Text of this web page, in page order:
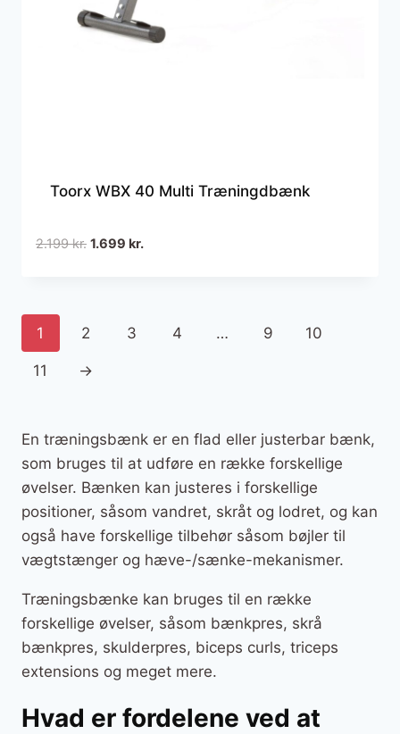
Toorx WBX 40 Multi Træningdbænk
2.199kr. Den
2.199 kr..
1.699 kr.
1.699 kr..
1 2 3 4 … 9 10
11 →
En træningsbænk er en flad eller justerbar bænk,
som bruges til at udføre en række forskellige
øvelser. Bænken kan justeres i forskellige
positioner, såsom vandret, skråt og lodret, og kan
også have forskellige tilbehør såsom bøjler til
vægtstænger og hæve-/sænke-mekanismer.
Træningsbænke kan bruges til en række
forskellige øvelser, såsom bænkpres, skrå
bænkpres, skulderpres, biceps curls, triceps
extensions og meget mere.
Hvad er fordelene ved at